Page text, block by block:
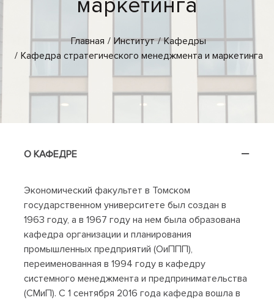
маркетинга
Главная Институт
Кафедры
Кафедра стратегического менеджмента и маркетинга
О КАФЕДРЕ
Экономический факультет в Томском
государственном университете был создан в
1963 году, а в 1967 году на нем была образована
кафедра организации и планирования
промышленных предприятий (ОиППП),
переименованная в 1994 году в кафедру
системного менеджмента и предпринимательства
(СМиП). С 1 сентября 2016 года кафедра вошла в